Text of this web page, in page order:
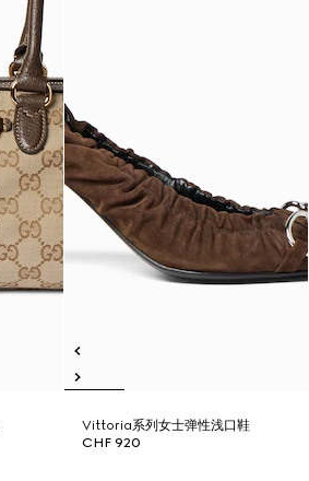
Vittoria系列女士弹性浅口鞋
CHF 920